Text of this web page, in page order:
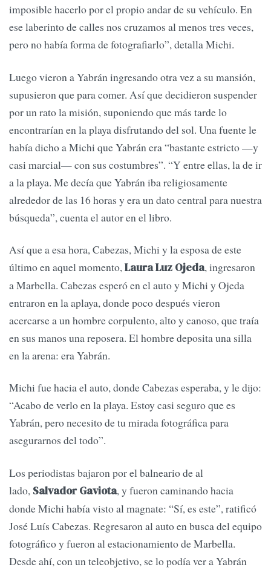
imposible hacerlo por el propio andar de su vehículo. En
ese laberinto de calles nos cruzamos al menos tres veces,
pero no había forma de fotografiarlo”, detalla Michi.
Luego vieron a Yabrán ingresando otra vez a su mansión,
supusieron que para comer. Así que decidieron suspender
por un rato la misión, suponiendo que más tarde lo
encontrarían en la playa disfrutando del sol. Una fuente le
había dicho a Michi que Yabrán era “bastante estricto —y
casi marcial— con sus costumbres”. “Y entre ellas, la de ir
a la playa. Me decía que Yabrán iba religiosamente
alrededor de las 16 horas y era un dato central para nuestra
búsqueda”, cuenta el autor en el libro.
Así que a esa hora, Cabezas, Michi y la esposa de este
último en aquel momento,Laura Luz Ojeda, ingresaron
a Marbella. Cabezas esperó en el auto y Michi y Ojeda
entraron en la aplaya, donde poco después vieron
acercarse a un hombre corpulento, alto y canoso, que traía
en sus manos una reposera. El hombre deposita una silla
en la arena: era Yabrán.
Michi fue hacia el auto, donde Cabezas esperaba, y le dijo:
“Acabo de verlo en la playa. Estoy casi seguro que es
Yabrán, pero necesito de tu mirada fotográfica para
asegurarnos del todo”.
Los periodistas bajaron por el balneario de al
lado, Salvador Gaviota, y fueron caminando hacia
donde Michi había visto al magnate: “Sí, es este”, ratificó
José Luís Cabezas. Regresaron al auto en busca del equipo
fotográfico y fueron al estacionamiento de Marbella.
Desde ahí, con un teleobjetivo, se lo podía ver a Yabrán